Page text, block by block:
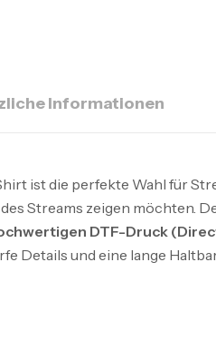
Informationen
ist die perfekte Wahl für
Streams zeigen möchten.
DTF-Druck
Details und eine lange